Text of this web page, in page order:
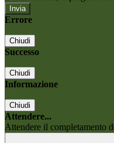
Errore
Chiudi
Successo
Chiudi
Informazione
Chiudi
Attendere...
Attendere il completamento